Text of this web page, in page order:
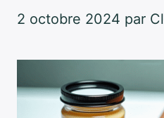
2 octobre 2024 par